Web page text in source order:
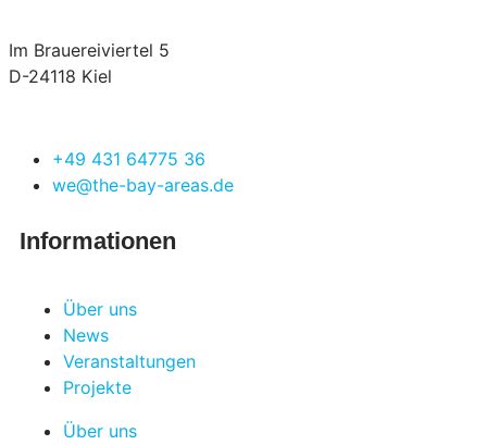
Im Brauereiviertel 5
D-24118 Kiel
+49 431 64775 36
we@the-bay-areas.de
Informationen
Über uns
News
Veranstaltungen
Projekte
Über uns